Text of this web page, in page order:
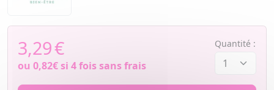
3,29€
ou 0,82€si 4 fois sans frais
Quantité :